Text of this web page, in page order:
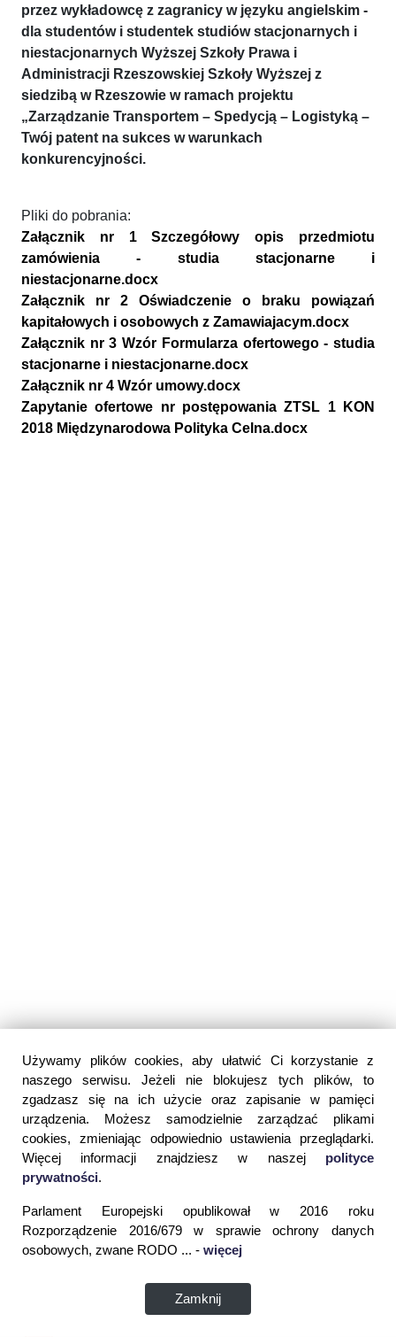
Używamy plików cookies, aby ułatwić Ci korzystanie z
naszego serwisu. Jeżeli nie blokujesz tych plików, to
zgadzasz się na ich użycie oraz zapisanie w pamięci
urządzenia. Możesz samodzielnie zarządzać plikami
cookies, zmieniając odpowiednio ustawienia przeglądarki.
Więcej informacji znajdziesz w naszej polityce
prywatności.
Parlament Europejski opublikował w 2016 roku
Rozporządzenie 2016/679 w sprawie ochrony danych
osobowych, zwane RODO ... - więcej
Zamknij
przez wykładowcę z zagranicy w języku angielskim -
dla studentów i studentek studiów stacjonarnych i
niestacjonarnych Wyższej Szkoły Prawa i
Administracji Rzeszowskiej Szkoły Wyższej z
siedzibą w Rzeszowie w ramach projektu
„Zarządzanie Transportem – Spedycją – Logistyką –
Twój patent na sukces w warunkach
konkurencyjności.
Pliki do pobrania:
Załącznik nr 1 Szczegółowy opis przedmiotu
zamówienia - studia stacjonarne i
niestacjonarne.docx
Załącznik nr 2 Oświadczenie o braku powiązań
kapitałowych i osobowych z Zamawiajacym.docx
Załącznik nr 3 Wzór Formularza ofertowego - studia
stacjonarne i niestacjonarne.docx
Załącznik nr 4 Wzór umowy.docx
Zapytanie ofertowe nr postępowania ZTSL 1 KON
2018 Międzynarodowa Polityka Celna.docx